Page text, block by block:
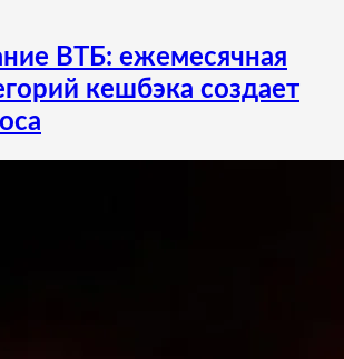
ВТБ: ежемесячная
кешбэка создает